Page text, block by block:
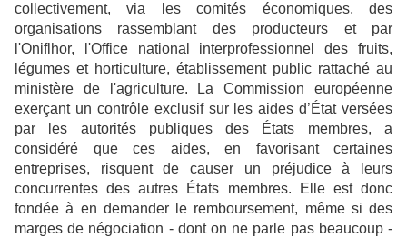
collectivement, via les comités économiques, des
organisations rassemblant des producteurs et par
l'Oniflhor, l'Office national interprofessionnel des fruits,
légumes et horticulture, établissement public rattaché au
ministère de l'agriculture. La Commission européenne
exerçant un contrôle exclusif sur les aides d’État versées
par les autorités publiques des États membres, a
considéré que ces aides, en favorisant certaines
entreprises, risquent de causer un préjudice à leurs
concurrentes des autres États membres. Elle est donc
fondée à en demander le remboursement, même si des
marges de négociation - dont on ne parle pas beaucoup -